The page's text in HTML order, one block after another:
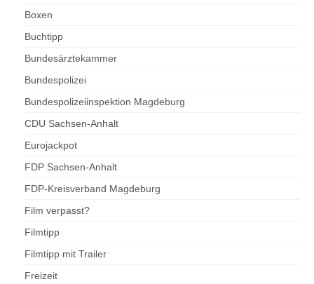
Boxen
Buchtipp
Bundesärztekammer
Bundespolizei
Bundespolizeiinspektion Magdeburg
CDU Sachsen-Anhalt
Eurojackpot
FDP Sachsen-Anhalt
FDP-Kreisverband Magdeburg
Film verpasst?
Filmtipp
Filmtipp mit Trailer
Freizeit